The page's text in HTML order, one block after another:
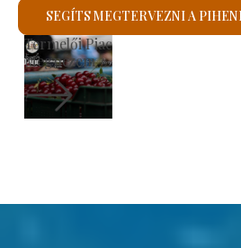
SEGÍTS MEGTERVEZNI A
Szent László Római Katolikus
Megnézem